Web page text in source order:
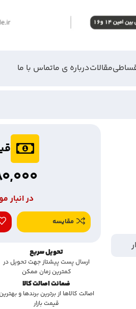
مقالاتدرباره ی ماتماس با ما
در انبار
مقایسه
تحویل سریع
ارسال پست پیشتاز جهت تحویل در
کمترین زمان ممکن
ضمانت اصالت کالا
اصالت کالاها از برترین برندها و بهترین
قیمت بازار